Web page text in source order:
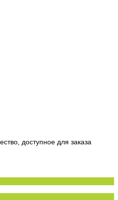
доступное для заказа